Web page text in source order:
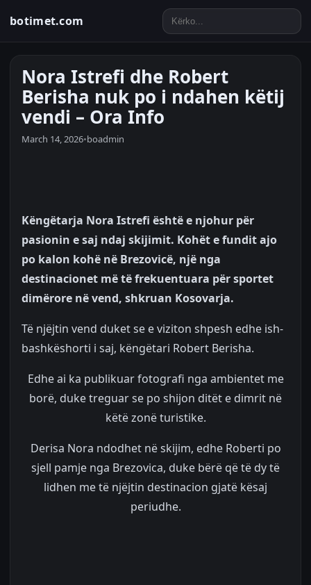
botimet.com
Nora Istrefi dhe Robert
Berisha nuk po i ndahen këtij
vendi – Ora Info
March 14, 2026•boadmin
Këngëtarja Nora Istrefi është e njohur për
pasionin e saj ndaj skijimit. Kohët e fundit ajo
po kalon kohë në Brezovicë, një nga
destinacionet më të frekuentuara për sportet
dimërore në vend, shkruan Kosovarja.
Të njëjtin vend duket se e viziton shpesh edhe ish-
bashkëshorti i saj, këngëtari Robert Berisha.
Edhe ai ka publikuar fotografi nga ambientet me
borë, duke treguar se po shijon ditët e dimrit në
këtë zonë turistike.
Derisa Nora ndodhet në skijim, edhe Roberti po
sjell pamje nga Brezovica, duke bërë që të dy të
lidhen me të njëjtin destinacion gjatë kësaj
periudhe.